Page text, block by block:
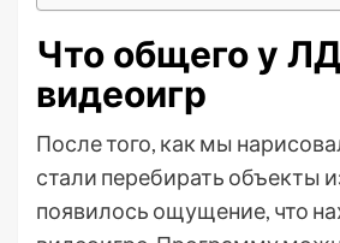
Что общего у
видеоигр
После того, как мы
стали перебирать объекты
появилось ощущение, что